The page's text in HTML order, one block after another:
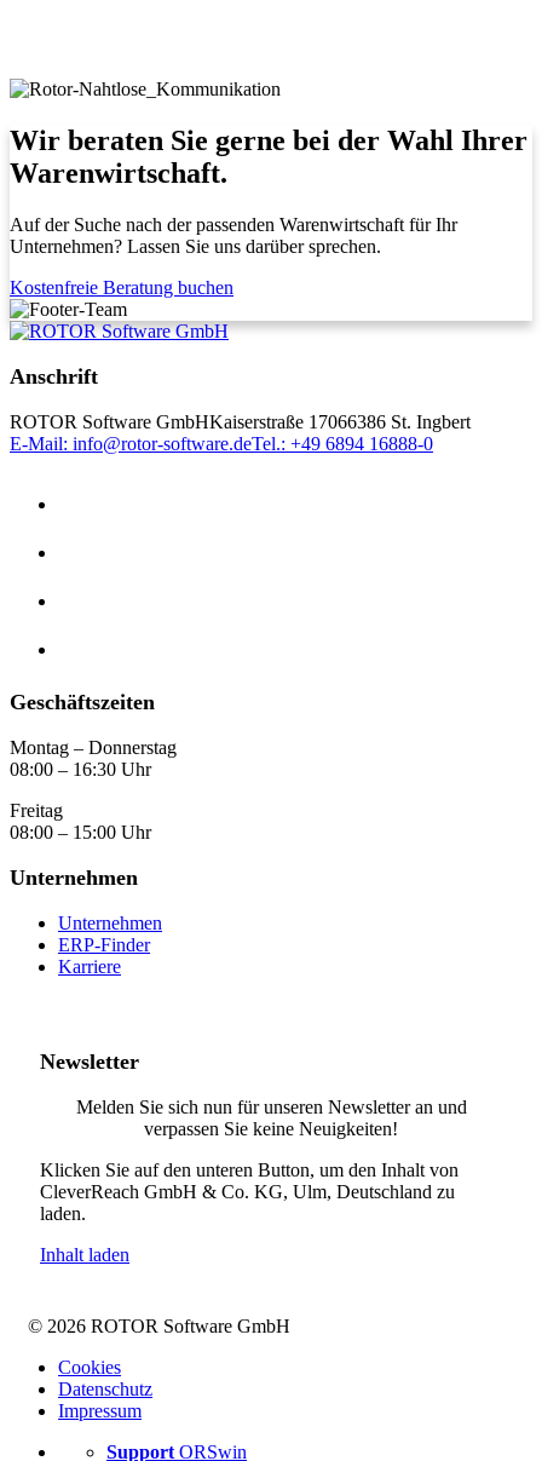
Wir beraten Sie gerne bei der Wahl Ihrer
Warenwirtschaft.
Auf der Suche nach der passenden Warenwirtschaft für Ihr
Unternehmen? Lassen Sie uns darüber sprechen.
Kostenfreie Beratung buchen
Anschrift
ROTOR Software GmbHKaiserstraße 17066386 St. Ingbert
E-Mail: info@rotor-software.deTel.: +49 6894 16888-0
Geschäftszeiten
Montag – Donnerstag
08:00 – 16:30 Uhr
Freitag
08:00 – 15:00 Uhr
Unternehmen
Unternehmen
ERP-Finder
Karriere
Newsletter
Melden Sie sich nun für unseren Newsletter an und
verpassen Sie keine Neuigkeiten!
Klicken Sie auf den unteren Button, um den Inhalt von
CleverReach GmbH & Co. KG, Ulm, Deutschland zu
laden.
Inhalt laden
© 2026 ROTOR Software GmbH
Cookies
Datenschutz
Impressum
Support ORSwin